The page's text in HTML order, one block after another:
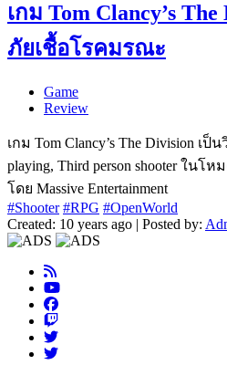
เกม Tom Clancy’s
ภัยเชื้อโรคมรณะ
Game
Review
เกม Tom Clancy’s The Division เ
playing, Third person shooter ใน
โดย Massive Entertainment
#Shooter #RPG #OpenWorld
Created: 10 years ago | Posted by: